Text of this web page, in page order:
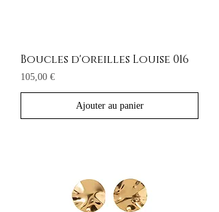
Boucles d'oreilles Louise 016
Prix
105,00 €
Ajouter au panier